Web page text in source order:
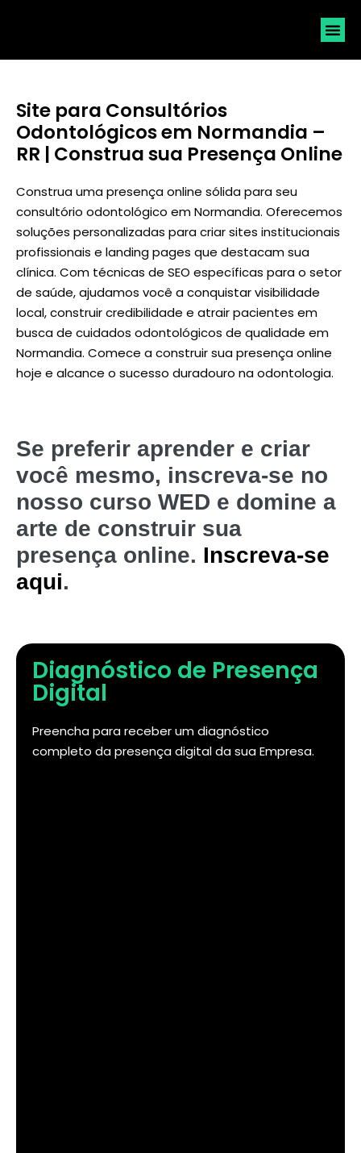
Site para Consultórios
Odontológicos em Normandia –
RR | Construa sua Presença Online
Construa uma presença online sólida para seu
consultório odontológico em Normandia. Oferecemos
soluções personalizadas para criar sites institucionais
profissionais e landing pages que destacam sua
clínica. Com técnicas de SEO específicas para o setor
de saúde, ajudamos você a conquistar visibilidade
local, construir credibilidade e atrair pacientes em
busca de cuidados odontológicos de qualidade em
Normandia. Comece a construir sua presença online
hoje e alcance o sucesso duradouro na odontologia.
Se preferir aprender e criar
você mesmo, inscreva-se no
nosso curso WED e domine a
arte de construir sua
presença online. Inscreva-se
aqui.
Diagnóstico de Presença
Digital
Preencha para receber um diagnóstico
completo da presença digital da sua Empresa.